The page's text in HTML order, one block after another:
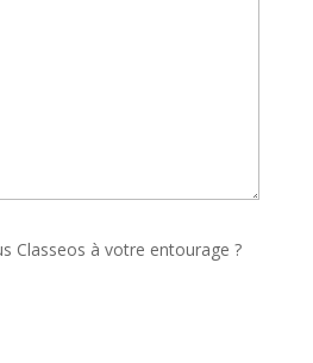
Classeos à votre entourage ?